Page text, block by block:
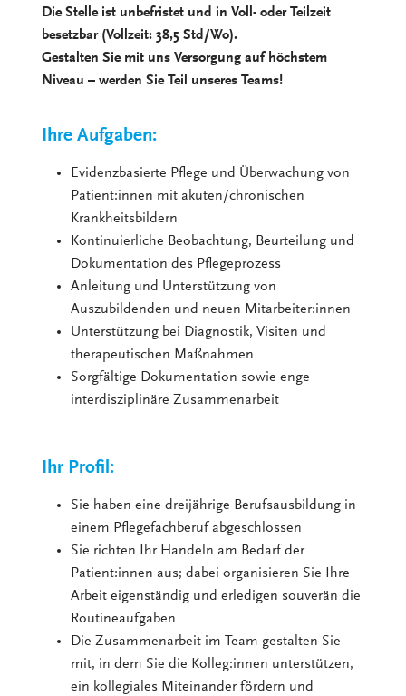
Die Stelle ist unbefristet und in Voll- oder Teilzeit
besetzbar (Vollzeit: 38,5 Std/Wo).
Gestalten Sie mit uns Versorgung auf höchstem
Niveau – werden Sie Teil unseres Teams!
Ihre Aufgaben:
Evidenzbasierte Pflege und Überwachung von
Patient:innen mit akuten/chronischen
Krankheitsbildern
Kontinuierliche Beobachtung, Beurteilung und
Dokumentation des Pflegeprozess
Anleitung und Unterstützung von
Auszubildenden und neuen Mitarbeiter:innen
Unterstützung bei Diagnostik, Visiten und
therapeutischen Maßnahmen
Sorgfältige Dokumentation sowie enge
interdisziplinäre Zusammenarbeit
Ihr Profil:
Sie haben eine dreijährige Berufsausbildung in
einem Pflegefachberuf abgeschlossen
Sie richten Ihr Handeln am Bedarf der
Patient:innen aus; dabei organisieren Sie Ihre
Arbeit eigenständig und erledigen souverän die
Routineaufgaben
Die Zusammenarbeit im Team gestalten Sie
mit, in dem Sie die Kolleg:innen unterstützen,
ein kollegiales Miteinander fördern und